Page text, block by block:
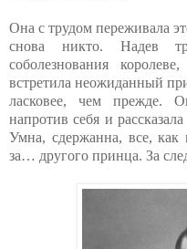
Она с трудом переживала
снова никто. Надев
соболезнования
встретила неожиданный
ласковее, чем прежде.
напротив себя и
Умна, сдержанна, все,
за… другого принца. За